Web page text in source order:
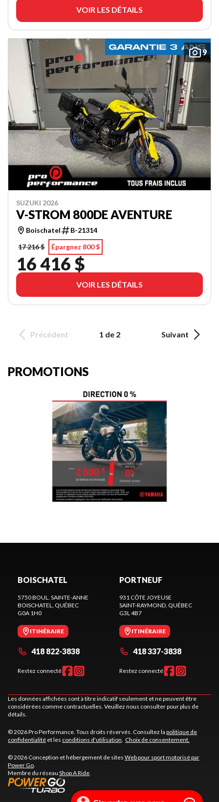
VOIR LES DÉTAILS
9
SUZUKI 2026
V-STROM 800DE AVENTURE
Boischatel
B-21314
17 216 $
Épargnez 800 $
16 416 $
VOIR LES DÉTAILS
Précédent 1 de 2 Suivant
PROMOTIONS
BOISCHATEL
5750 BOUL. SAINTE-ANNE
BOISCHATEL, QUÉBEC
G0A 1H0
ITINÉRAIRE
418 822-3838
Restez connecté
PORTNEUF
931 CÔTE JOYEUSE
SAINT-RAYMOND, QUÉBEC
G3L 4B7
ITINÉRAIRE
418 337-3838
Restez connecté
Les données affichées sont à titre indicatif seulement et ne peuvent être
considérées comme contractuelles. Veuillez nous consulter pour plus de
détails.
© 2026 Pro Performance. Tous droits réservés. Consultez la politique de
confidentialité et les conditions d'utilisation. Choix de consentement.
© 2026 Conception et hébergement de sites Web pour sport motorisé par
Power Go.
Membre du réseau Shop A Ride.